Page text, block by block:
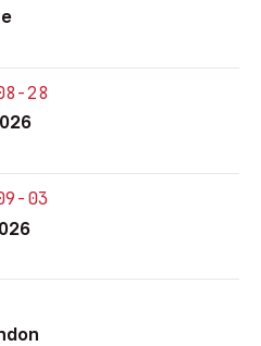
28
03